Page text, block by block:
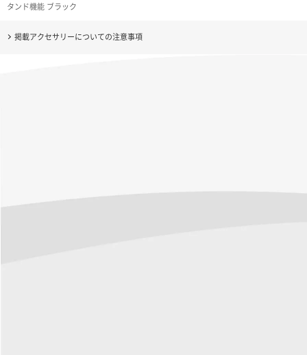
タンド機能 ブラック
掲載アクセサリーについての注意事項